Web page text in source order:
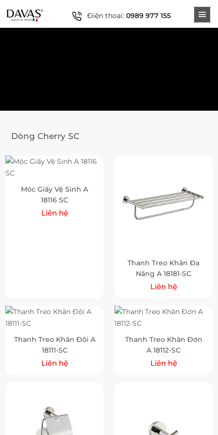
Điện thoại: 0989 977 155
Dòng Cherry SC
Móc Giấy Vệ Sinh A
18116 SC
Liên hệ
Thanh Treo Khăn Đa
Năng A 18181-SC
Liên hệ
Thanh Treo Khăn Đôi A
18111-SC
Liên hệ
Thanh Treo Khăn Đơn
A 18112-SC
Liên hệ